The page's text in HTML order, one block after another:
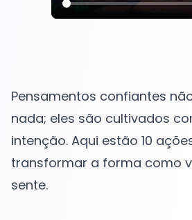
Pensamentos confiantes
nada; eles são cultivados
intenção. Aqui estão 10
transformar a forma como
sente.